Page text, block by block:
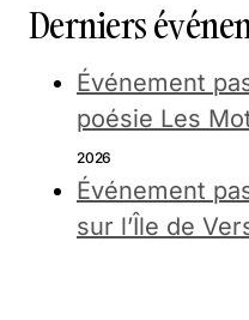
Derniers
Événement
poésie Les
2026
Événement
sur l’Île de